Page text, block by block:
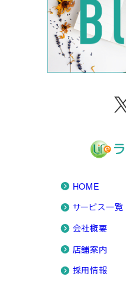
X
HOME
サービス一覧
会社概要
店舗案内
採用情報